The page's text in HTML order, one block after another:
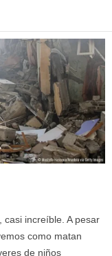
increíble. A pesar
como matan
de niños